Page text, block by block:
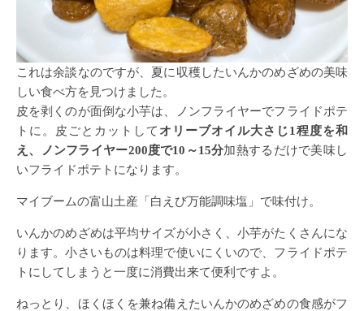
これは余談なのですが、夏に収穫したいんかのめざめの美味
しい食べ方を見つけました。
皮を剥くのが面倒な小芋は、ノンフライヤーでフライドポテ
トに。皮ごとカットして オリーブオイル大さじ1程度を和
え、ノンフライヤー200度で10～15分加熱するだけで美味し
いフライドポテトになります。
マイブームの富山土産「白えび万能調味塩」で味付け。
いんかのめざめは平均サイズが小さく、小芋がたくさんにな
ります。小さいものは料理で使いにくいので、フライドポテ
トにしてしまうと一度に消費出来て便利ですよ。
ねっとり、ほくほくを兼ね備えたいんかのめざめの食感がフ